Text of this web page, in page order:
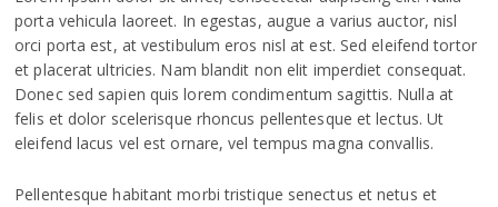
porta vehicula laoreet. In egestas, augue a varius auctor, nisl
orci porta est, at vestibulum eros nisl at est. Sed eleifend tortor
et placerat ultricies. Nam blandit non elit imperdiet consequat.
Donec sed sapien quis lorem condimentum sagittis. Nulla at
felis et dolor scelerisque rhoncus pellentesque et lectus. Ut
eleifend lacus vel est ornare, vel tempus magna convallis.
Pellentesque habitant morbi tristique senectus et netus et